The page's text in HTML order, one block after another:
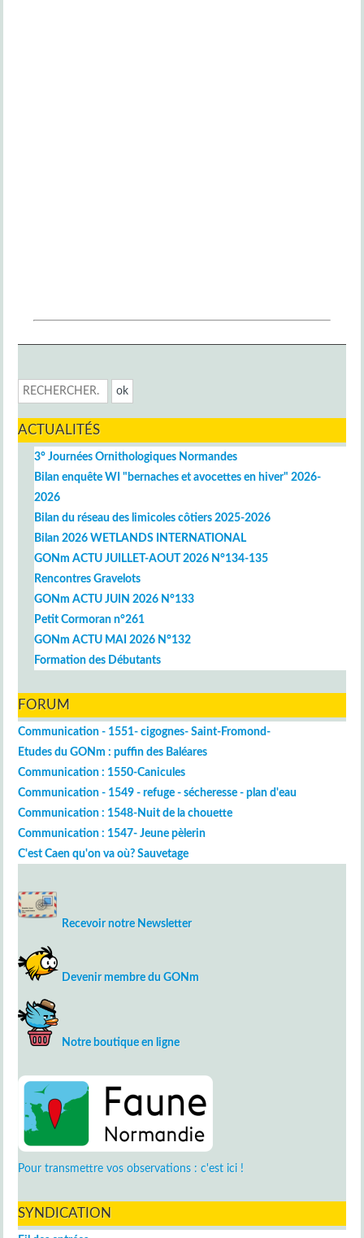
ACTUALITÉS
3° Journées Ornithologiques Normandes
Bilan enquête WI "bernaches et avocettes en hiver" 2026-
2026
Bilan du réseau des limicoles côtiers 2025-2026
Bilan 2026 WETLANDS INTERNATIONAL
GONm ACTU JUILLET-AOUT 2026 N°134-135
Rencontres Gravelots
GONm ACTU JUIN 2026 N°133
Petit Cormoran n°261
GONm ACTU MAI 2026 N°132
Formation des Débutants
FORUM
Communication - 1551- cigognes- Saint-Fromond-
Etudes du GONm : puffin des Baléares
Communication : 1550-Canicules
Communication - 1549 - refuge - sécheresse - plan d'eau
Communication : 1548-Nuit de la chouette
Communication : 1547- Jeune pèlerin
C'est Caen qu'on va où? Sauvetage
Recevoir notre Newsletter
Devenir membre du GONm
Notre boutique en ligne
Pour transmettre vos observations : c'est ici !
SYNDICATION